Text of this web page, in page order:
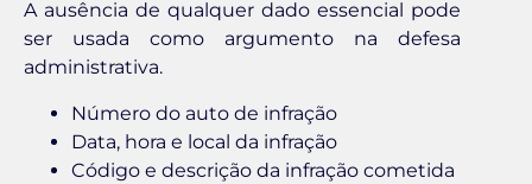
A ausência de qualquer dado essencial pode
ser usada como argumento na defesa
administrativa.
Número do auto de infração
Data, hora e local da infração
Código e descrição da infração cometida